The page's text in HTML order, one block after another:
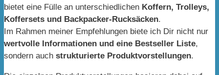
bietet eine Fülle an unterschiedlichen Koffern, Trolleys,
Koffersets und Backpacker-Rucksäcken.
Im Rahmen meiner Empfehlungen biete ich Dir nicht nur
wertvolle Informationen und eine Bestseller Liste,
sondern auch strukturierte Produktvorstellungen.